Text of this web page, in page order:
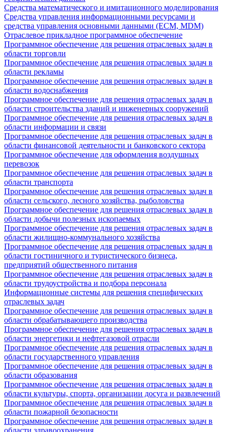
Средства математического и имитационного моделирования
Средства управления информационными ресурсами и
средства управления основными данными (ECM, MDM)
Отраслевое прикладное программное обеспечение
Программное обеспечение для решения отраслевых задач в
области торговли
Программное обеспечение для решения отраслевых задач в
области рекламы
Программное обеспечение для решения отраслевых задач в
области водоснабжения
Программное обеспечение для решения отраслевых задач в
области строительства зданий и инженерных сооружений
Программное обеспечение для решения отраслевых задач в
области информации и связи
Программное обеспечение для решения отраслевых задач в
области финансовой деятельности и банковского сектора
Программное обеспечение для оформления воздушных
перевозок
Программное обеспечение для решения отраслевых задач в
области транспорта
Программное обеспечение для решения отраслевых задач в
области сельского, лесного хозяйства, рыболовства
Программное обеспечение для решения отраслевых задач в
области добычи полезных ископаемых
Программное обеспечение для решения отраслевых задач в
области жилищно-коммунального хозяйства
Программное обеспечение для решения отраслевых задач в
области гостиничного и туристического бизнеса,
предприятий общественного питания
Программное обеспечение для решения отраслевых задач в
области трудоустройства и подбора персонала
Информационные системы для решения специфических
отраслевых задач
Программное обеспечение для решения отраслевых задач в
области обрабатывающего производства
Программное обеспечение для решения отраслевых задач в
области энергетики и нефтегазовой отрасли
Программное обеспечение для решения отраслевых задач в
области государственного управления
Программное обеспечение для решения отраслевых задач в
области образования
Программное обеспечение для решения отраслевых задач в
области культуры, спорта, организации досуга и развлечений
Программное обеспечение для решения отраслевых задач в
области пожарной безопасности
Программное обеспечение для решения отраслевых задач в
области здравоохранения